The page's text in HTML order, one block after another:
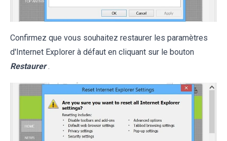
Confirmez que vous souhaitez restaurer les paramètres
d'Internet Explorer à défaut en cliquant sur le bouton
Restaurer .